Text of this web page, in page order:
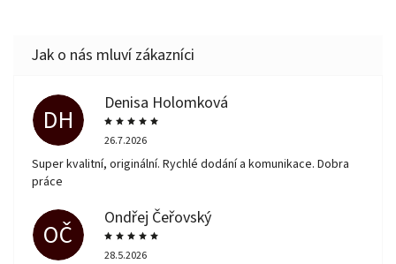
DH
Denisa Holomková
26.7.2026
Super kvalitní, originální. Rychlé dodání a komunikace. Dobra
práce
OČ
Ondřej Čeřovský
28.5.2026